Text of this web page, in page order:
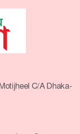
C/A Dhaka-